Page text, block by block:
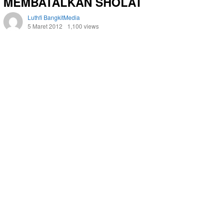
Luthfi BangkitMedia
5 Maret 2012
1,100 views